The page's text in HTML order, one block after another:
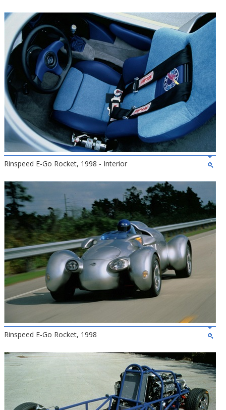
Rinspeed E-Go Rocket, 1998 - Interior
Rinspeed E-Go Rocket, 1998